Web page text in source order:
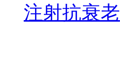
注射抗衰老